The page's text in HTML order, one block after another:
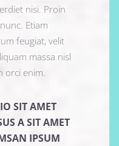
nisi. Proin
Etiam
feugiat, velit
massa nisl
orci enim.
SIT AMET
A SIT AMET
IPSUM